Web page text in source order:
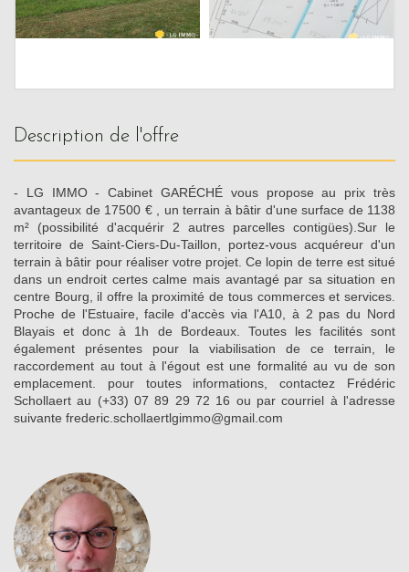
description de l'offre
- LG IMMO - Cabinet GARÉCHÉ vous propose au prix très
avantageux de 17500 € , un terrain à bâtir d'une surface de 1138
m² (possibilité d'acquérir 2 autres parcelles contigües).Sur le
territoire de Saint-Ciers-Du-Taillon, portez-vous acquéreur d'un
terrain à bâtir pour réaliser votre projet. Ce lopin de terre est situé
dans un endroit certes calme mais avantagé par sa situation en
centre Bourg, il offre la proximité de tous commerces et services.
Proche de l'Estuaire, facile d'accès via l'A10, à 2 pas du Nord
Blayais et donc à 1h de Bordeaux. Toutes les facilités sont
également présentes pour la viabilisation de ce terrain, le
raccordement au tout à l'égout est une formalité au vu de son
emplacement. pour toutes informations, contactez Frédéric
Schollaert au (+33) 07 89 29 72 16 ou par courriel à l'adresse
suivante frederic.schollaertlgimmo@gmail.com